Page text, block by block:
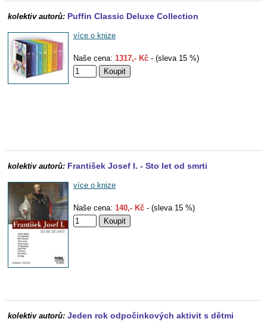
kolektiv autorů: Puffin Classic Deluxe Collection
více o knize
Naše cena: 1317,- Kč - (sleva 15 %)
kolektiv autorů: František Josef I. - Sto let od smrti
více o knize
Naše cena: 140,- Kč - (sleva 15 %)
kolektiv autorů: Jeden rok odpočinkových aktivit s dětmi